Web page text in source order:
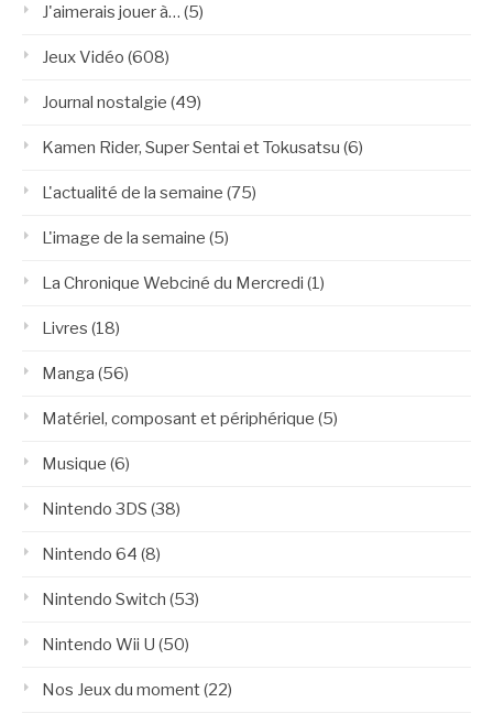
J'aimerais jouer à… (5)
Jeux Vidéo (608)
Journal nostalgie (49)
Kamen Rider, Super Sentai et Tokusatsu (6)
L'actualité de la semaine (75)
L'image de la semaine (5)
La Chronique Webciné du Mercredi (1)
Livres (18)
Manga (56)
Matériel, composant et périphérique (5)
Musique (6)
Nintendo 3DS (38)
Nintendo 64 (8)
Nintendo Switch (53)
Nintendo Wii U (50)
Nos Jeux du moment(22)